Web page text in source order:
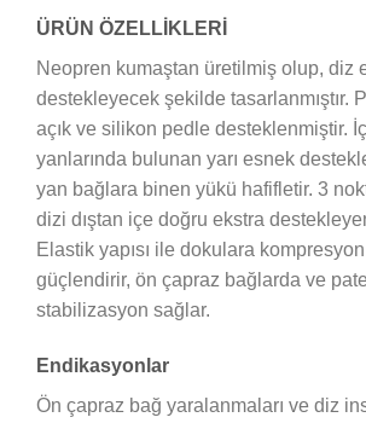
ÜRÜN ÖZELLİKLERİ
Neopren kumaştan üretilmiş olup, diz
destekleyecek şekilde tasarlanmıştır.
açık ve silikon pedle desteklenmiştir.
yanlarında bulunan yarı esnek
yan bağlara binen yükü hafifletir. 3
dizi dıştan içe doğru ekstra
Elastik yapısı ile dokulara
güçlendirir, ön çapraz bağlarda ve
stabilizasyon sağlar.
Endikasyonlar
Ön çapraz bağ yaralanmaları ve diz